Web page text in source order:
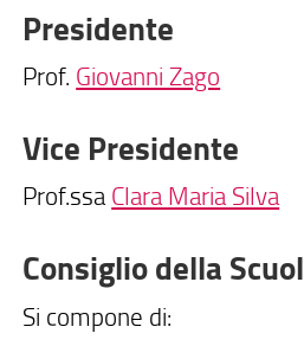
Presidente
Prof. Giovanni Zago
Vice Presidente
Prof.ssaClara Maria Silva
Consiglio della
Si compone di: